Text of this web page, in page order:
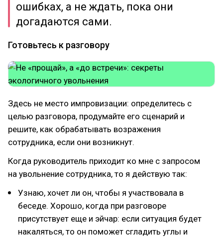
ошибках, а не ждать, пока они
догадаются сами.
Готовьтесь к разговору
Здесь не место импровизации: определитесь с
целью разговора, продумайте его сценарий и
решите, как обрабатывать возражения
сотрудника, если они возникнут.
Когда руководитель приходит ко мне с запросом
на увольнение сотрудника, то я действую так:
Узнаю, хочет ли он, чтобы я участвовала в
беседе. Хорошо, когда при разговоре
присутствует еще и эйчар: если ситуация будет
накаляться, то он поможет сгладить углы и